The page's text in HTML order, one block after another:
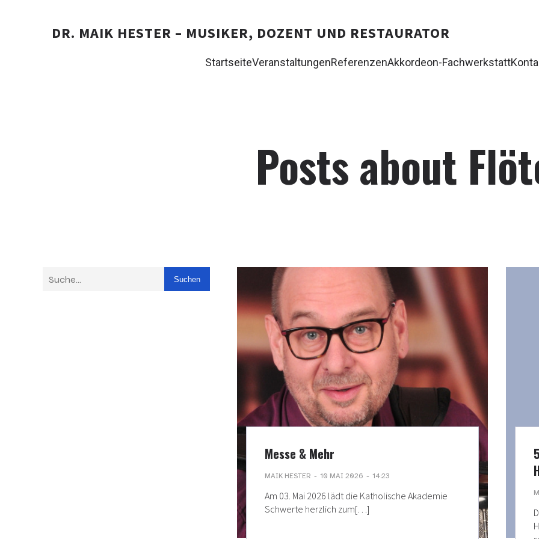
DR. MAIK HESTER – MUSIKER, DOZENT UND RESTAURATOR
StartseiteVeranstaltungenReferenzenAkkordeon-Fachwerkstatt
Posts about
Suchen
Messe & Mehr
MAIK HESTER - 10 MAI 2026 - 14:23
Am 03. Mai 2026 lädt die Katholische Akademie
Schwerte herzlich zum[…]